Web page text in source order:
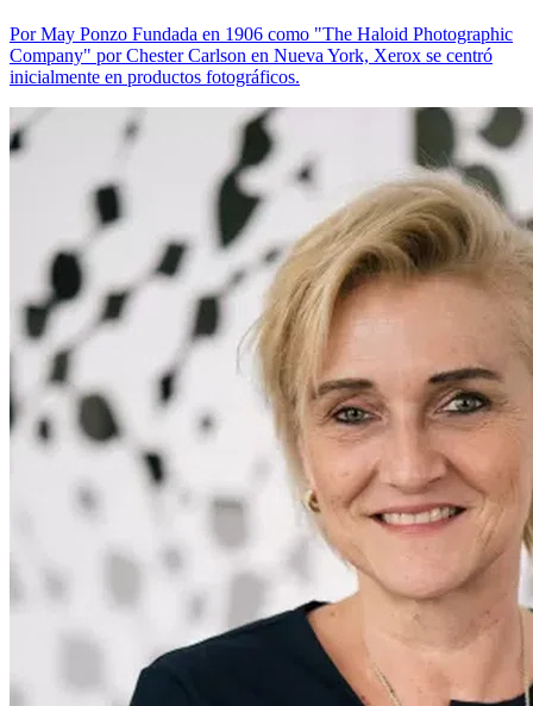
Por May Ponzo Fundada en 1906 como "The Haloid Photographic
Company" por Chester Carlson en Nueva York, Xerox se centró
inicialmente en productos fotográficos.